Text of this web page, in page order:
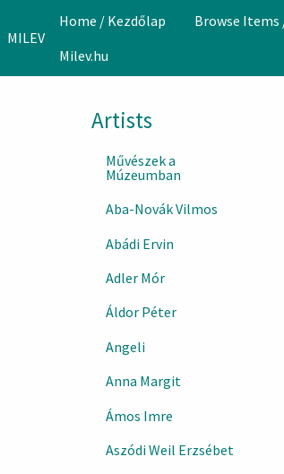
MILEV
Home / Kezdőlap Browse Items
Milev.hu
Artists
Művészek a
Múzeumban
Aba-Novák Vilmos
Abádi Ervin
Adler Mór
Áldor Péter
Angeli
Anna Margit
Ámos Imre
Aszódi Weil Erzsébet